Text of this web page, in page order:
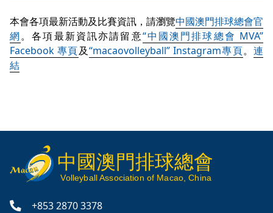
本會各項最新活動及比賽資訊，請瀏覽中國澳門排球總會官
網。各項最新資訊亦請留意“中國澳門排球總會 MVA”
Facebook 專頁及“macaovolleyball” Instagram專頁。連
結
中國澳門排球總會
Volleyball Association of Macao, China
+853 2870 3378